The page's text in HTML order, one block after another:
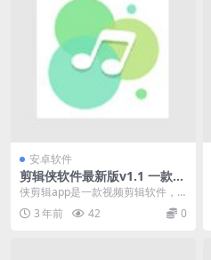
安卓软件
剪辑侠软件最新版v1.1 一款视
频剪辑软件
侠剪辑app是一款视频剪辑软件，
支持视频混合剪切、音频提取等功
能。 除了剪辑之外...
3 年前 42 0